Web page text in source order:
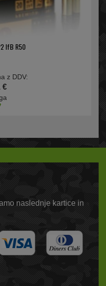
lfB R50
z DDV:
€
naslednje kartice in